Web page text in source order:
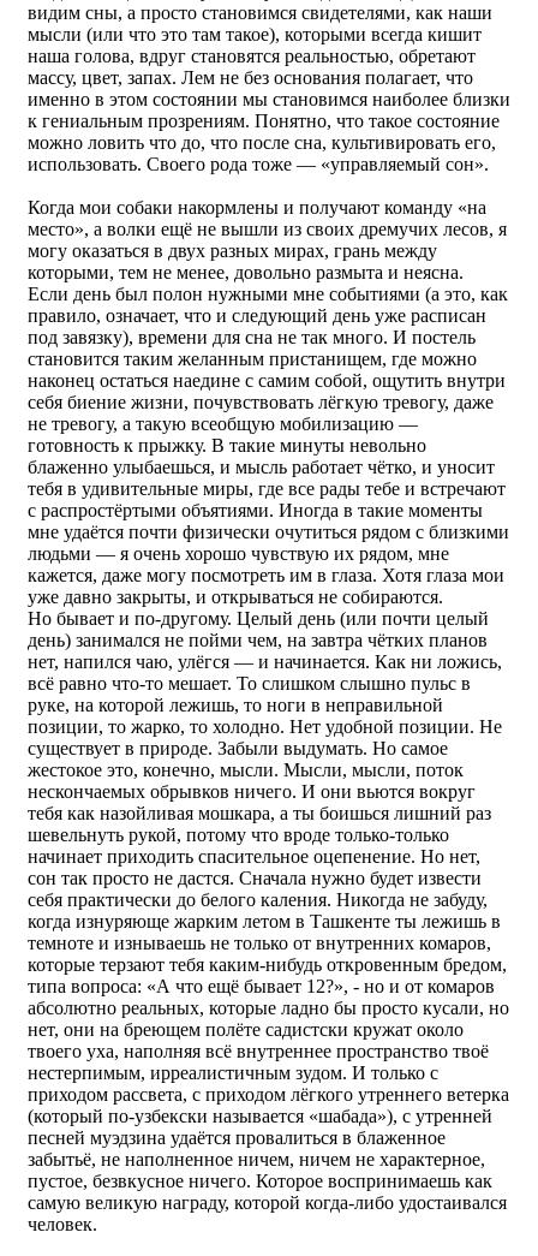
видим сны, а просто становимся свидетелями, как наши
мысли (или что это там такое), которыми всегда кишит
наша голова, вдруг становятся реальностью, обретают
массу, цвет, запах. Лем не без основания полагает, что
именно в этом состоянии мы становимся наиболее близки
к гениальным прозрениям. Понятно, что такое состояние
можно ловить что до, что после сна, культивировать его,
использовать. Своего рода тоже — «управляемый сон».
Когда мои собаки накормлены и получают команду «на
место», а волки ещё не вышли из своих дремучих лесов, я
могу оказаться в двух разных мирах, грань между
которыми, тем не менее, довольно размыта и неясна.
Если день был полон нужными мне событиями (а это, как
правило, означает, что и следующий день уже расписан
под завязку), времени для сна не так много. И постель
становится таким желанным пристанищем, где можно
наконец остаться наедине с самим собой, ощутить внутри
себя биение жизни, почувствовать лёгкую тревогу, даже
не тревогу, а такую всеобщую мобилизацию —
готовность к прыжку. В такие минуты невольно
блаженно улыбаешься, и мысль работает чётко, и уносит
тебя в удивительные миры, где все рады тебе и встречают
с распростёртыми объятиями. Иногда в такие моменты
мне удаётся почти физически очутиться рядом с близкими
людьми — я очень хорошо чувствую их рядом, мне
кажется, даже могу посмотреть им в глаза. Хотя глаза мои
уже давно закрыты, и открываться не собираются.
Но бывает и по-другому. Целый день (или почти целый
день) занимался не пойми чем, на завтра чётких планов
нет, напился чаю, улёгся — и начинается. Как ни ложись,
всё равно что-то мешает. То слишком слышно пульс в
руке, на которой лежишь, то ноги в неправильной
позиции, то жарко, то холодно. Нет удобной позиции. Не
существует в природе. Забыли выдумать. Но самое
жестокое это, конечно, мысли. Мысли, мысли, поток
нескончаемых обрывков ничего. И они вьются вокруг
тебя как назойливая мошкара, а ты боишься лишний раз
шевельнуть рукой, потому что вроде только-только
начинает приходить спасительное оцепенение. Но нет,
сон так просто не дастся. Сначала нужно будет извести
себя практически до белого каления. Никогда не забуду,
когда изнуряюще жарким летом в Ташкенте ты лежишь в
темноте и изнываешь не только от внутренних комаров,
которые терзают тебя каким-нибудь откровенным бредом,
типа вопроса: «А что ещё бывает 12?», - но и от комаров
абсолютно реальных, которые ладно бы просто кусали, но
нет, они на бреющем полёте садистски кружат около
твоего уха, наполняя всё внутреннее пространство твоё
нестерпимым, ирреалистичным зудом. И только с
приходом рассвета, с приходом лёгкого утреннего ветерка
(который по-узбекски называется «шабада»), с утренней
песней муэдзина удаётся провалиться в блаженное
забытьё, не наполненное ничем, ничем не характерное,
пустое, безвкусное ничего. Которое воспринимаешь как
самую великую награду, которой когда-либо удостаивался
человек.